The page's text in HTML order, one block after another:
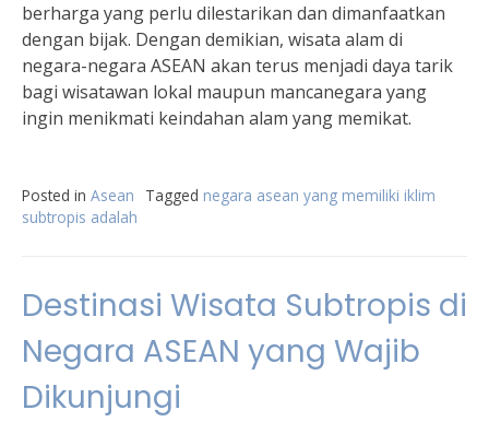
berharga yang perlu dilestarikan dan dimanfaatkan
dengan bijak. Dengan demikian, wisata alam di
negara-negara ASEAN akan terus menjadi daya tarik
bagi wisatawan lokal maupun mancanegara yang
ingin menikmati keindahan alam yang memikat.
Posted in Asean Tagged negara asean yang memiliki iklim
subtropis adalah
Destinasi Wisata Subtropis di
Negara ASEAN yang Wajib
Dikunjungi